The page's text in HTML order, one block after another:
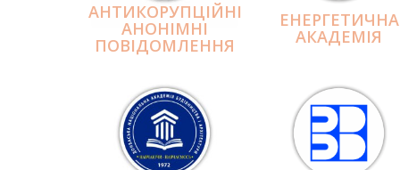
АНТИКОРУПЦІЙНІ
АНОНІМНІ
ПОВІДОМЛЕННЯ
ЕНЕРГЕТИЧНА
АКАДЕМІЯ